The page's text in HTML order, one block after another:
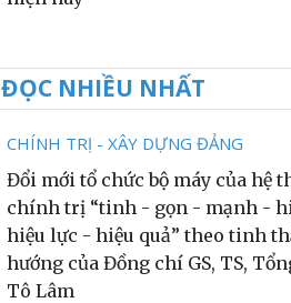
ĐỌC NHIỀU NHẤT
CHÍNH TRỊ - XÂY DỰNG ĐẢNG
Đổi mới tổ chức bộ máy của hệ
chính trị “tinh - gọn - mạnh -
hiệu lực - hiệu quả” theo tinh
hướng của Đồng chí GS, TS,
Tô Lâm